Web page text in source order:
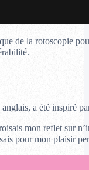
de la rotoscopie
anglais, a été inspiré
mon reflet sur
pour mon plaisir